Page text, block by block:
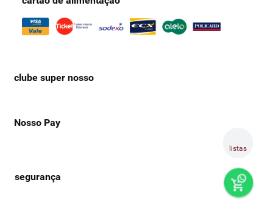
listas
clube super nosso
Nosso Pay